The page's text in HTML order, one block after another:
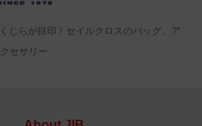
じらが目印！セイルクロスのバッグ、ア
クセサリー